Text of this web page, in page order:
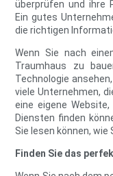
überprüfen und ihre
Ein gutes
die richtigen
Wenn Sie nach
Traumhaus zu
Technologie
viele Unternehmen,
eine eigene
Diensten finden
Sie lesen können, wie
Finden Sie das